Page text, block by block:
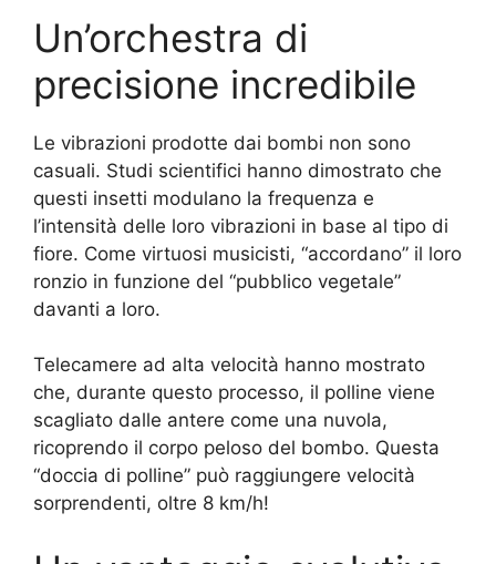
Un’orchestra di
precisione incredibile
Le vibrazioni prodotte dai bombi non sono
casuali. Studi scientifici hanno dimostrato che
questi insetti modulano la frequenza e
l’intensità delle loro vibrazioni in base al tipo di
fiore. Come virtuosi musicisti, “accordano” il loro
ronzio in funzione del “pubblico vegetale”
davanti a loro.
Telecamere ad alta velocità hanno mostrato
che, durante questo processo, il polline viene
scagliato dalle antere come una nuvola,
ricoprendo il corpo peloso del bombo. Questa
“doccia di polline” può raggiungere velocità
sorprendenti, oltre 8 km/h!